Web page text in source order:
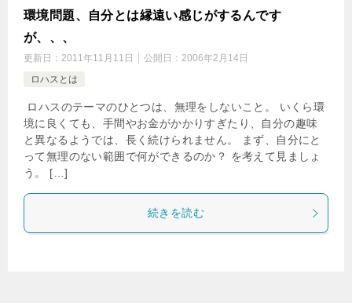
環境問題、自分とは縁遠い感じがするんです
が、、、
更新日： 2011年11月11日 公開日： 2006年2月14日
ロハスとは
ロハスのテーマのひとつは、無理をしないこと。 いくら環
境に良くても、手間やお金がかかりすぎたり、自分の趣味
と異なるようでは、長く続けられません。 まず、自分にと
って無理のない範囲で何ができるのか？ を考えて見ましょ
う。 […]
続きを読む